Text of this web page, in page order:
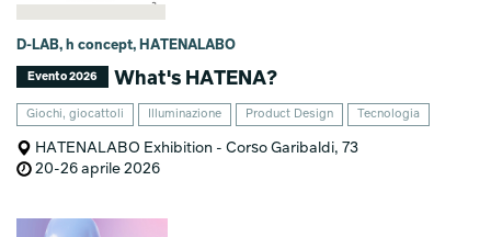
D-LAB, h concept, HATENALABO
Evento 2026 What's HATENA?
Giochi, giocattoli Illuminazione Product Design Tecnologia
HATENALABO Exhibition - Corso Garibaldi, 73
20-26 aprile 2026